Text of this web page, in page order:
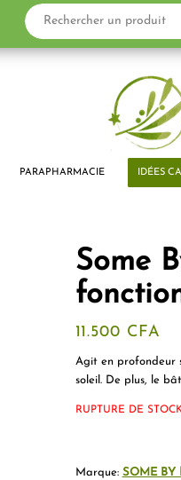
PARAPHARMACIE IDÉES
Some
11.500 CFA
Agit en profondeur
soleil. De plus, le
RUPTURE DE
Marque: SOME BY